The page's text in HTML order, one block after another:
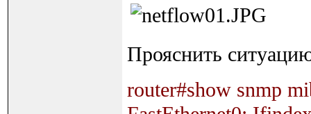
Прояснить
router#show snmp